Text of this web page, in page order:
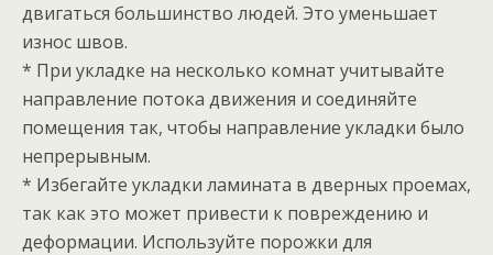
двигаться большинство людей. Это уменьшает
износ швов.
* При укладке на несколько комнат учитывайте
направление потока движения и соединяйте
помещения так, чтобы направление укладки было
непрерывным.
* Избегайте укладки ламината в дверных проемах,
так как это может привести к повреждению и
деформации. Используйте порожки для